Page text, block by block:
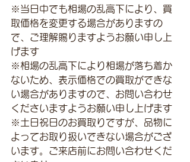
※当日中でも相場の乱高下により、買
取価格を変更する場合がありますの
で、ご理解賜りますようお願い申し上
げます
※相場の乱高下により相場が落ち着か
ないため、表示価格での買取ができな
い場合がありますので、お問い合わせ
くださいますようお願い申し上げます
※土日祝日のお買取りですが、品物に
よってお取り扱いできない場合がござ
います。ご来店前にお問い合わせくだ